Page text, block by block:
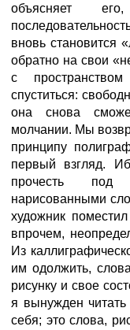
объясняет
вновь становится
обратно на свои
с
спуститься:
она снова
молчании. Мы
принципу
первый взгляд.
прочесть под
нарисованными
художник
впрочем,
Из
им одолжить,
рисунку и свое
я вынужден
себя; это слова,